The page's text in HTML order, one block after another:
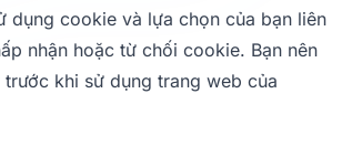
dụng cookie và lựa chọn của bạn liên
nhận hoặc từ chối cookie. Bạn nên
khi sử dụng trang web của